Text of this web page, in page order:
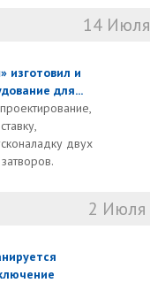
14 Июля
изготовил и
для...
двух
2 Июля